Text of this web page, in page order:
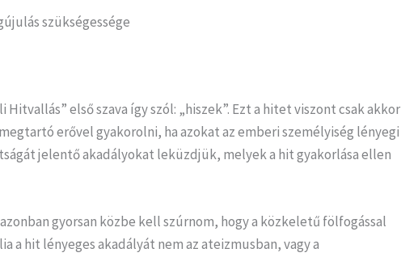
szükségessége
Hitvallás” első szava így szól: „hiszek”. Ezt a hitet viszont csak akkor
erővel gyakorolni, ha azokat az emberi személyiség lényegi
jelentő akadályokat leküzdjük, melyek a hit gyakorlása ellen
gyorsan közbe kell szúrnom, hogy a közkeletű fölfogással
a hit lényeges akadályát nem az ateizmusban, vagy a